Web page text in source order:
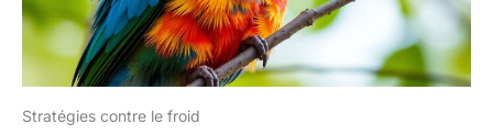
Stratégies contre le froid